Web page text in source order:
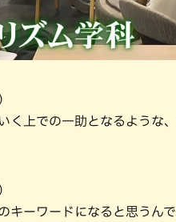
く上での一助となるような
キーワードになると思うん